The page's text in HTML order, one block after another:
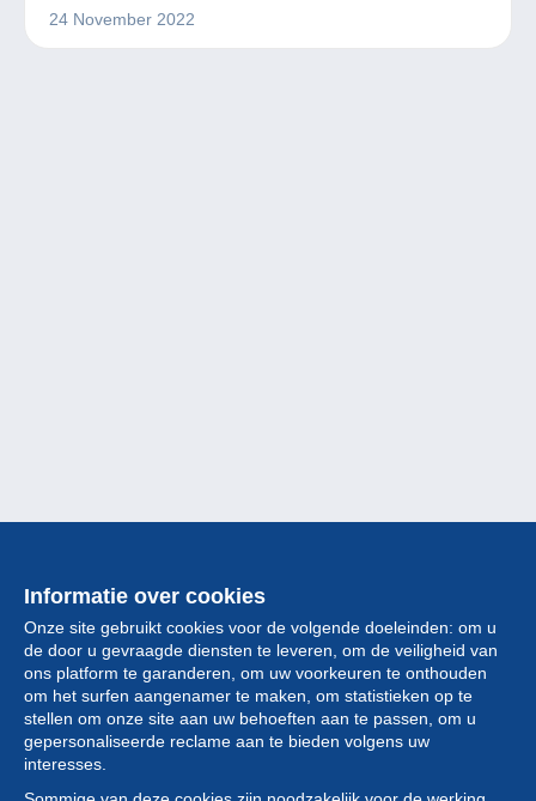
24 November 2022
Informatie over cookies
Onze site gebruikt cookies voor de volgende doeleinden: om u
de door u gevraagde diensten te leveren, om de veiligheid van
ons platform te garanderen, om uw voorkeuren te onthouden
om het surfen aangenamer te maken, om statistieken op te
stellen om onze site aan uw behoeften aan te passen, om u
gepersonaliseerde reclame aan te bieden volgens uw
interesses.
Collectie